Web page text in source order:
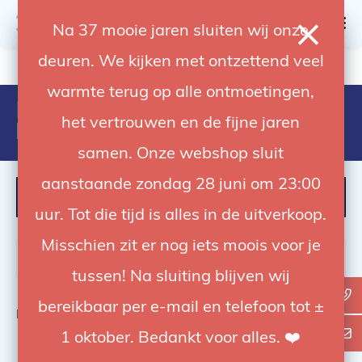
Na 37 mooie jaren sluiten wij onze
deuren. We kijken met ontzettend veel
warmte terug op alle ontmoetingen,
het vertrouwen en de fijne jaren
samen. Onze webshop sluit
aanstaande zondag 28 juni om 23:00
uur. Tot die tijd is alles in de uitverkoop.
Misschien zit er nog iets moois voor je
tussen! Na sluiting blijven wij
bereikbaar per e-mail en telefoon tot ±
1 oktober. Bedankt voor alles. ❤️
4.92 / 5 op trusted shops
Producten getagd met arri l7-c
le2
Bekijk0 van de 0 producten